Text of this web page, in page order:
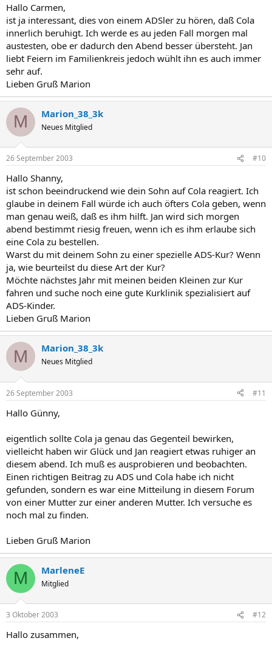
Hallo Carmen,
ist ja interessant, dies von einem ADSler zu hören, daß Cola
innerlich beruhigt. Ich werde es au jeden Fall morgen mal
austesten, obe er dadurch den Abend besser übersteht. Jan
liebt Feiern im Familienkreis jedoch wühlt ihn es auch immer
sehr auf.
Lieben Gruß Marion
M Marion_38_3k
Neues Mitglied
26 September 2003 #10
Hallo Shanny,
ist schon beeindruckend wie dein Sohn auf Cola reagiert. Ich
glaube in deinem Fall würde ich auch öfters Cola geben, wenn
man genau weiß, daß es ihm hilft. Jan wird sich morgen
abend bestimmt riesig freuen, wenn ich es ihm erlaube sich
eine Cola zu bestellen.
Warst du mit deinem Sohn zu einer spezielle ADS-Kur? Wenn
ja, wie beurteilst du diese Art der Kur?
Möchte nächstes Jahr mit meinen beiden Kleinen zur Kur
fahren und suche noch eine gute Kurklinik spezialisiert auf
ADS-Kinder.
Lieben Gruß Marion
M Marion_38_3k
Neues Mitglied
26 September 2003 #11
Hallo Günny,
eigentlich sollte Cola ja genau das Gegenteil bewirken,
vielleicht haben wir Glück und Jan reagiert etwas ruhiger an
diesem abend. Ich muß es ausprobieren und beobachten.
Einen richtigen Beitrag zu ADS und Cola habe ich nicht
gefunden, sondern es war eine Mitteilung in diesem Forum
von einer Mutter zur einer anderen Mutter. Ich versuche es
noch mal zu finden.
Lieben Gruß Marion
M MarleneE
Mitglied
3 Oktober 2003 #12
Hallo zusammen,